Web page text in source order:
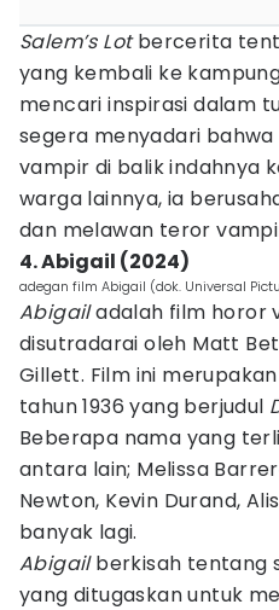
Salem’s Lotbercerita
yang kembali ke
mencari inspirasi dalam
segera menyadari
vampir di balik indahnya
warga lainnya, ia
dan melawan teror
4. Abigail (2024)
adegan film Abigail (dok. Universal
Abigailadalah film horor
disutradarai oleh Matt
Gillett. Film ini
tahun 1936 yang berjudul
Beberapa nama yang
antara lain; Melissa
Newton, Kevin Durand,
banyak lagi.
Abigailberkisah tentang
yang ditugaskan untuk